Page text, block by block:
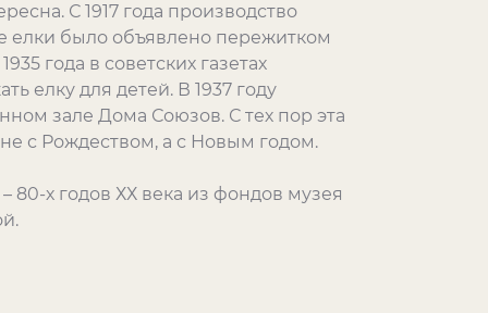
С 1917 года производство
елки было объявлено пережитком
года в советских газетах
елку для детей. В 1937 году
зале Дома Союзов. С тех пор эта
с Рождеством, а с Новым годом.
80-х годов ХХ века из фондов музея